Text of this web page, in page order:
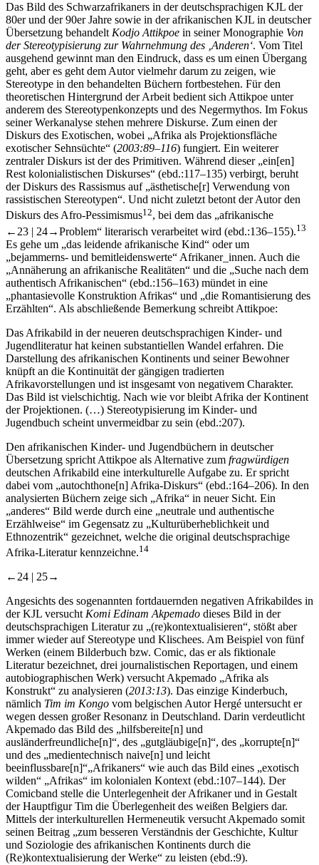
Das Bild des Schwarzafrikaners in der deutschsprachigen KJL der
80er und der 90er Jahre sowie in der afrikanischen KJL in deutscher
Übersetzung behandelt Kodjo Attikpoe in seiner Monographie Von
der Stereotypisierung zur Wahrnehmung des ‚Anderen‘. Vom Titel
ausgehend gewinnt man den Eindruck, dass es um einen Übergang
geht, aber es geht dem Autor vielmehr darum zu zeigen, wie
Stereotype in den behandelten Büchern fortbestehen. Für den
theoretischen Hintergrund der Arbeit bedient sich Attikpoe unter
anderem des Stereotypenkonzepts und des Negermythos. Im Fokus
seiner Werkanalyse stehen mehrere Diskurse. Zum einen der
Diskurs des Exotischen, wobei „Afrika als Projektionsfläche
exotischer Sehnsüchte“ (2003:89–116) fungiert. Ein weiterer
zentraler Diskurs ist der des Primitiven. Während dieser „ein[en]
Rest kolonialistischen Diskurses“ (ebd.:117–135) verbirgt, beruht
der Diskurs des Rassismus auf „ästhetische[r]‌ Verwendung von
rassistischen Stereotypen“. Und nicht zuletzt betont der Autor den
Diskurs des Afro-Pessimismus12, bei dem das „afrikanische
←23 | 24→Problem“ literarisch verarbeitet wird (ebd.:136–155).13
Es gehe um „das leidende afrikanische Kind“ oder um
„bejammerns- und bemitleidenswerte“ Afrikaner_innen. Auch die
„Annäherung an afrikanische Realitäten“ und die „Suche nach dem
authentisch Afrikanischen“ (ebd.:156–163) mündet in eine
„phantasievolle Konstruktion Afrikas“ und „die Romantisierung des
Erzählten“. Als abschließende Bemerkung schreibt Attikpoe:
Das Afrikabild in der neueren deutschsprachigen Kinder- und
Jugendliteratur hat keinen substantiellen Wandel erfahren. Die
Darstellung des afrikanischen Kontinents und seiner Bewohner
knüpft an die Kontinuität der gängigen tradierten
Afrikavorstellungen und ist insgesamt von negativem Charakter.
Das Bild ist vielschichtig. Nach wie vor bleibt Afrika der Kontinent
der Projektionen. (…) Stereotypisierung im Kinder- und
Jugendbuch scheint unvermeidbar zu sein (ebd.:207).
Den afrikanischen Kinder- und Jugendbüchern in deutscher
Übersetzung spricht Attikpoe als Alternative zum fragwürdigen
deutschen Afrikabild eine interkulturelle Aufgabe zu. Er spricht
dabei vom „autochthone[n]‌ Afrika-Diskurs“ (ebd.:164–206). In den
analysierten Büchern zeige sich „Afrika“ in neuer Sicht. Ein
„anderes“ Bild werde durch eine „neutrale und authentische
Erzählweise“ im Gegensatz zu „Kulturüberheblichkeit und
Ethnozentrik“ gezeichnet, welche die original deutschsprachige
Afrika-Literatur kennzeichne.14
←24 | 25→
Angesichts des sogenannten fortdauernden negativen Afrikabildes in
der KJL versucht Komi Edinam Akpemado dieses Bild in der
deutschsprachigen Literatur zu „(re)kontextualisieren“, stößt aber
immer wieder auf Stereotype und Klischees. Am Beispiel von fünf
Werken (einem Bilderbuch bzw. Comic, das er als fiktionale
Literatur bezeichnet, drei journalistischen Reportagen, und einem
autobiographischen Werk) versucht Akpemado „Afrika als
Konstrukt“ zu analysieren (2013:13). Das einzige Kinderbuch,
nämlich Tim im Kongo vom belgischen Autor Hergé untersucht er
wegen dessen großer Resonanz in Deutschland. Darin verdeutlicht
Akpemado das Bild des „hilfsbereite[n]‌ und
ausländerfreundliche[n]“, des „gutgläubige[n]“, des „korrupte[n]“
und des „medientechnisch naive[n] und leicht
beeinflussbare[n]“„Afrikaners“ wie auch das Bild eines „exotisch
wilden“ „Afrikas“ im kolonialen Kontext (ebd.:107–144). Der
Comicband stelle die Unterlegenheit der Afrikaner und in Gestalt
der Hauptfigur Tim die Überlegenheit des weißen Belgiers dar.
Mittels der interkulturellen Hermeneutik versucht Akpemado somit
seinen Beitrag „zum besseren Verständnis der Geschichte, Kultur
und Soziologie des afrikanischen Kontinents durch die
(Re)kontextualisierung der Werke“ zu leisten (ebd.:9).